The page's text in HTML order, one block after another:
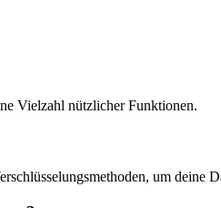
Vielzahl nützlicher Funktionen.
um deine